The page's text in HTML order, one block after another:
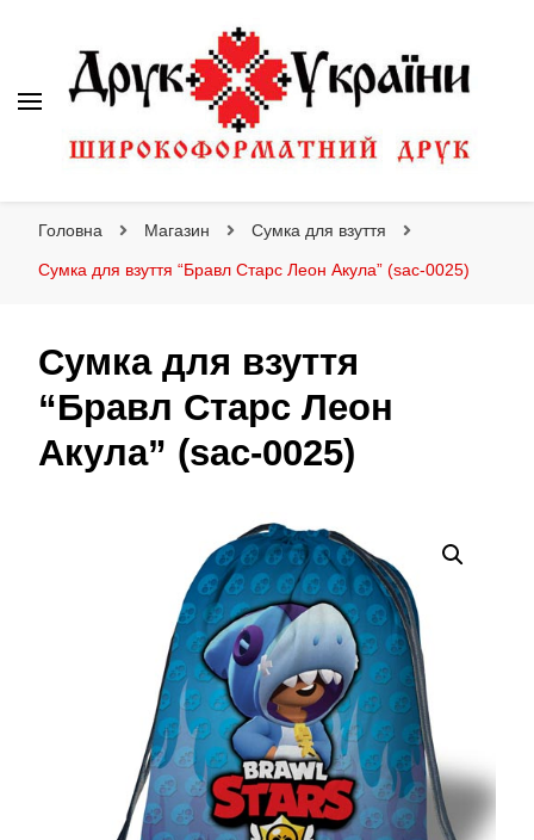
Головна Магазин Сумка для взуття
Сумка для взуття “Бравл Старс Леон Акула” (sac-0025)
Сумка для взуття
“Бравл Старс Леон
Акула” (sac-0025)